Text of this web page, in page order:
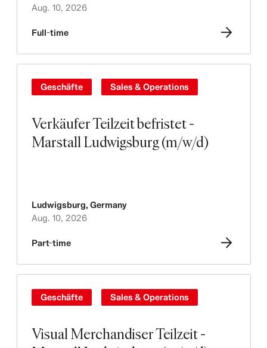
Aug. 10, 2026
Full-time
Verkäufer Teilzeit befristet -
Marstall Ludwigsburg (m/w/d)
Geschäfte Sales & Operations
Ludwigsburg, Germany
Aug. 10, 2026
Part-time
Visual Merchandiser Teilzeit -
Geschäfte Sales & Operations